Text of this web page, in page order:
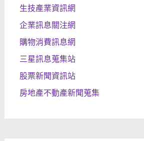
生技產業資訊網
企業訊息關注網
購物消費訊息網
三星訊息蒐集站
股票新聞資訊站
房地產不動產新聞蒐集